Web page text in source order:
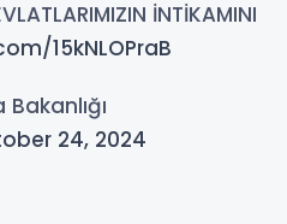
İNTİKAMINI
15kNLOPraB
24, 2024